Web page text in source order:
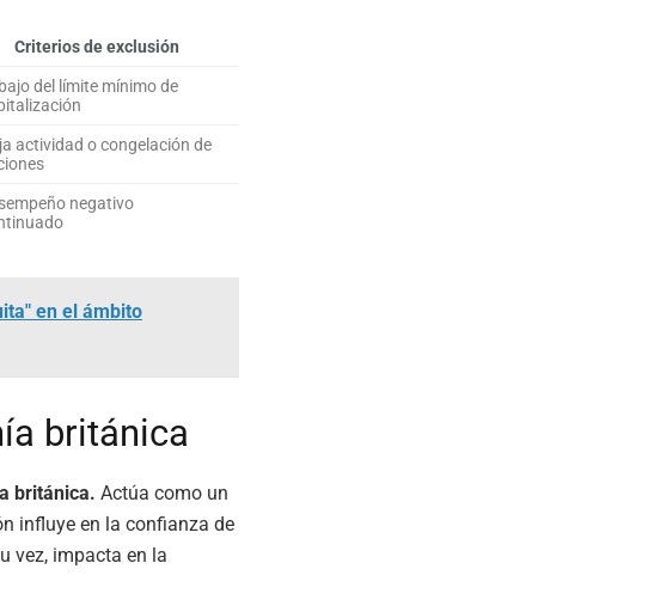
Criterios de exclusión
del límite mínimo de
actividad o congelación de
negativo
en el ámbito
británica
británica. Actúa como un
influye en la confianza de
vez, impacta en la